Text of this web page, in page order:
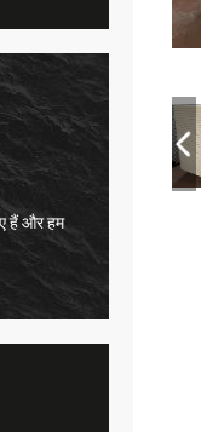
हैं और हम